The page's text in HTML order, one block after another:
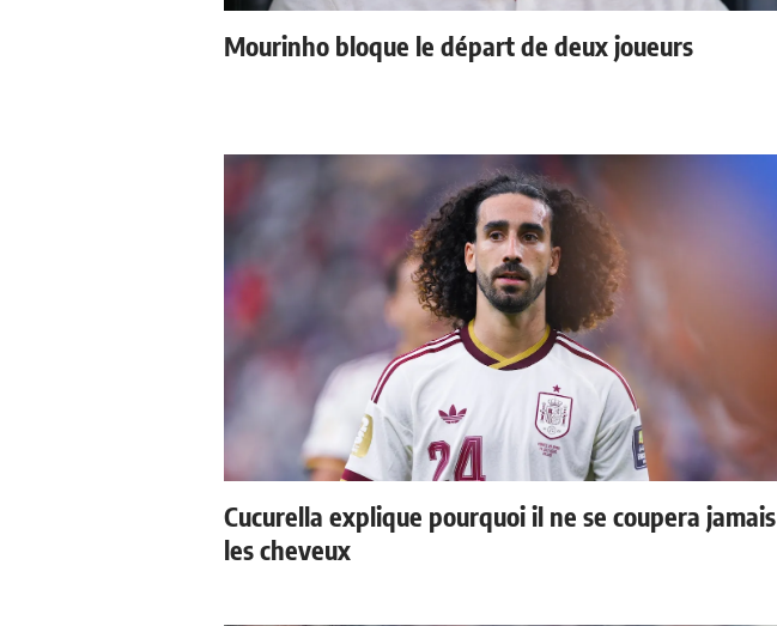
Mourinho bloque le départ de deux joueurs
Cucurella explique pourquoi il ne se coupera jamais
les cheveux